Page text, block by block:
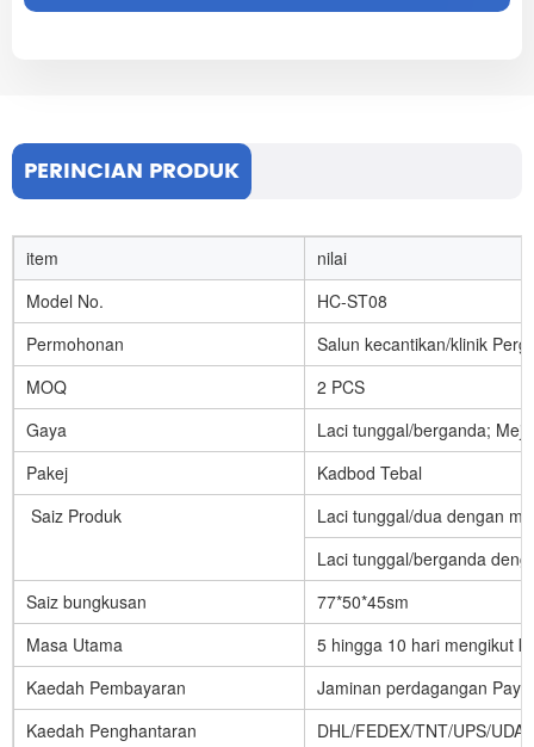
PERINCIAN PRODUK
item
nilai
Model No.
HC-ST08
Permohonan
Salun kecantikan/klinik
MOQ
2 PCS
Gaya
Laci tunggal/berganda;
Pakej
Kadbod Tebal
Saiz Produk
Laci tunggal/dua dengan
Laci tunggal/berganda
Saiz bungkusan
77*50*45sm
Masa Utama
5 hingga 10 hari mengikut
Kaedah Pembayaran
Jaminan perdagangan
Kaedah Penghantaran
DHL/FEDEX/TNT/UPS/